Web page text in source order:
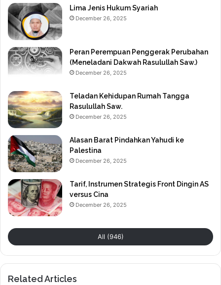
Lima Jenis Hukum Syariah
December 26, 2025
Peran Perempuan Penggerak Perubahan
(Meneladani Dakwah Rasulullah Saw.)
December 26, 2025
Teladan Kehidupan Rumah Tangga
Rasulullah Saw.
December 26, 2025
Alasan Barat Pindahkan Yahudi ke
Palestina
December 26, 2025
Tarif, Instrumen Strategis Front Dingin AS
versus Cina
December 26, 2025
All (946)
Related Articles